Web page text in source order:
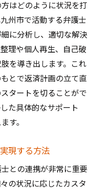
はどのように状況を打
州市で活動する弁護士
に分析し、適切な解決
理や個人再生、自己破
を導き出します。これ
とで返済計画の立て直
タートを切ることがで
た具体的なサポート
す。
現する方法
との連携が非常に重要
の状況に応じたカスタ